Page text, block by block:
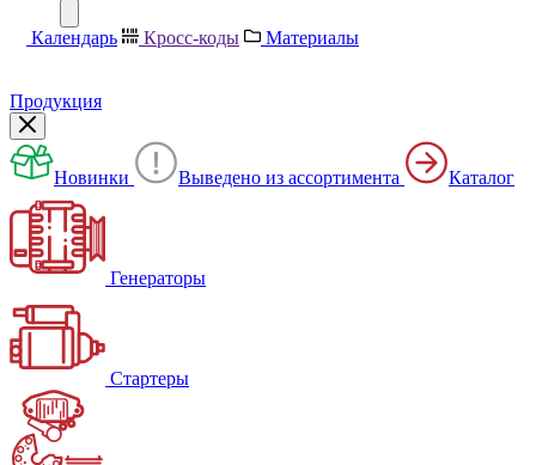
Календарь Кросс-коды Материалы
Продукция
Новинки Выведено из ассортимента Каталог
Генераторы
Стартеры